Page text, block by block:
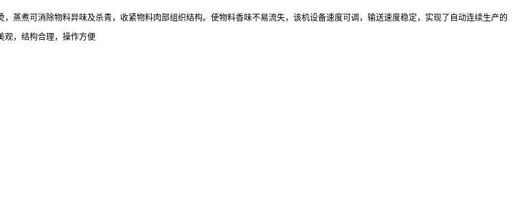
蒸煮可消除物料异味及杀青，收紧物料肉部组织结构。使物料香味不易流失，该机设备速度可调，输送速度稳定，实现了自动连续生产的
观，结构合理，操作方便